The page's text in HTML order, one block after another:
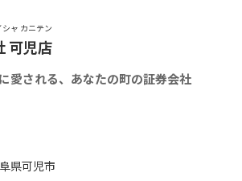
ャ カニテン
可児店
愛される、あなたの町の証券会社
県可児市